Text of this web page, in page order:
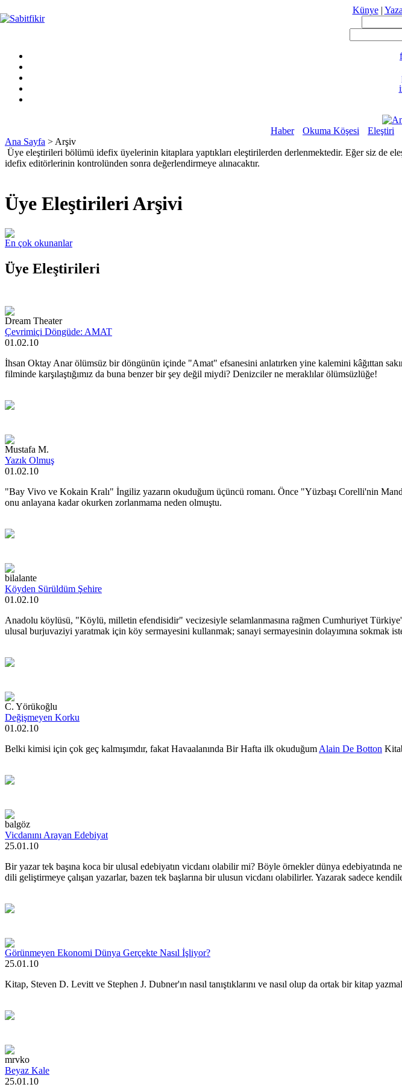
Künye|
Haber Okuma Köşesi Eleştiri
Ana Sayfa > Arşiv
Üye eleştirileri bölümü idefix üyelerinin kitaplara yaptıkları eleştirilerden derlenmektedir. Eğer siz de
idefix editörlerinin kontrolünden sonra değerlendirmeye alınacaktır.
Üye Eleştirileri Arşivi
En çok okunanlar
Üye Eleştirileri
Dream Theater
Çevrimiçi Döngüde: AMAT
01.02.10
İhsan Oktay Anar ölümsüz bir döngünün içinde "Amat" efsanesini anlatırken yine kalemini kâğıttan
filminde karşılaştığımız da buna benzer bir şey değil miydi? Denizciler ne meraklılar ölümsüzlüğe!
Mustafa M.
Yazık Olmuş
01.02.10
"Bay Vivo ve Kokain Kralı" İngiliz yazarın okuduğum üçüncü romanı. Önce "Yüzbaşı Corelli'nin
onu anlayana kadar okurken zorlanmama neden olmuştu.
bilalante
Köyden Sürüldüm Şehire
01.02.10
Anadolu köylüsü, "Köylü, milletin efendisidir" vecizesiyle selamlanmasına rağmen Cumhuriyet
ulusal burjuvaziyi yaratmak için köy sermayesini kullanmak; sanayi sermayesinin dolayımına sokmak
C. Yörükoğlu
Değişmeyen Korku
01.02.10
Belki kimisi için çok geç kalmışımdır, fakat Havaalanında Bir Hafta ilk okuduğum Alain De Botton
balgöz
Vicdanını Arayan Edebiyat
25.01.10
Bir yazar tek başına koca bir ulusal edebiyatın vicdanı olabilir mi? Böyle örnekler dünya edebiyatında
dili geliştirmeye çalışan yazarlar, bazen tek başlarına bir ulusun vicdanı olabilirler. Yazarak sadece
Görünmeyen Ekonomi Dünya Gerçekte Nasıl İşliyor?
25.01.10
Kitap, Steven D. Levitt ve Stephen J. Dubner'ın nasıl tanıştıklarını ve nasıl olup da ortak bir kitap
mrvko
Beyaz Kale
25.01.10